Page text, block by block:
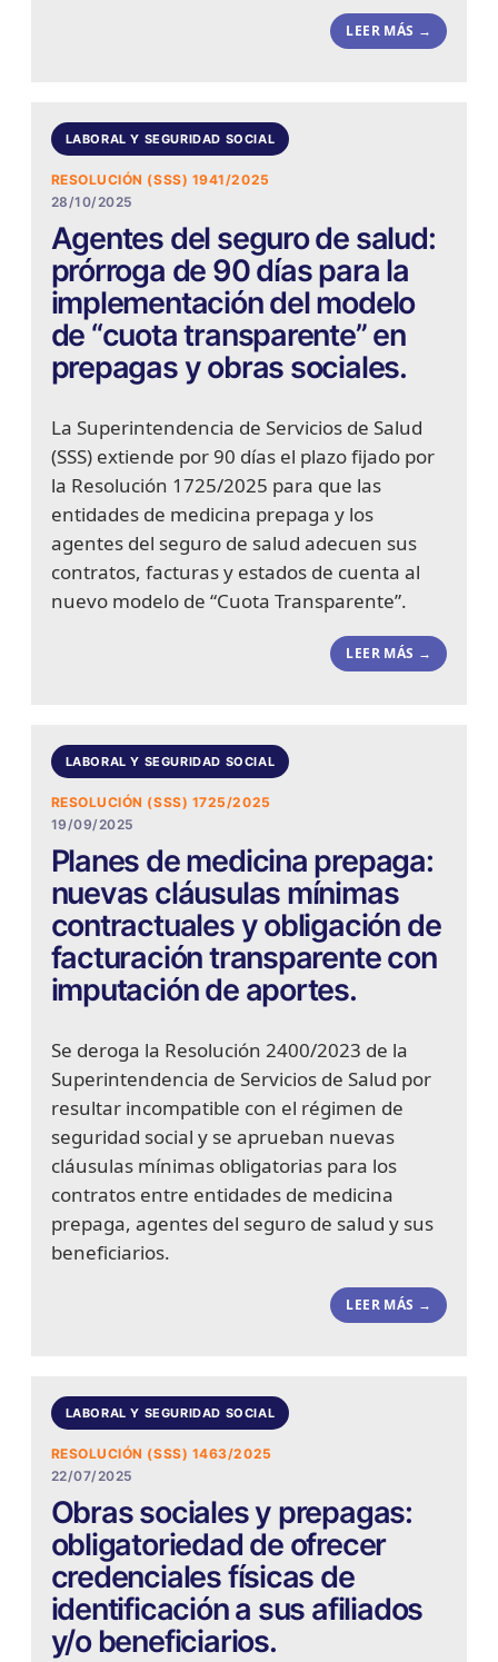
LEER MÁS →
LABORAL Y SEGURIDAD SOCIAL
RESOLUCIÓN (SSS) 1941/2025
28/10/2025
Agentes del seguro de salud:
prórroga de 90 días para la
implementación del modelo
de “cuota transparente” en
prepagas y obras sociales.
La Superintendencia de Servicios de Salud
(SSS) extiende por 90 días el plazo fijado por
la Resolución 1725/2025 para que las
entidades de medicina prepaga y los
agentes del seguro de salud adecuen sus
contratos, facturas y estados de cuenta al
nuevo modelo de “Cuota Transparente”.
LEER MÁS →
LABORAL Y SEGURIDAD SOCIAL
RESOLUCIÓN (SSS) 1725/2025
19/09/2025
Planes de medicina prepaga:
nuevas cláusulas mínimas
contractuales y obligación de
facturación transparente con
imputación de aportes.
Se deroga la Resolución 2400/2023 de la
Superintendencia de Servicios de Salud por
resultar incompatible con el régimen de
seguridad social y se aprueban nuevas
cláusulas mínimas obligatorias para los
contratos entre entidades de medicina
prepaga, agentes del seguro de salud y sus
beneficiarios.
LEER MÁS →
LABORAL Y SEGURIDAD SOCIAL
RESOLUCIÓN (SSS) 1463/2025
22/07/2025
Obras sociales y prepagas:
obligatoriedad de ofrecer
credenciales físicas de
identificación a sus afiliados
y/o beneficiarios.